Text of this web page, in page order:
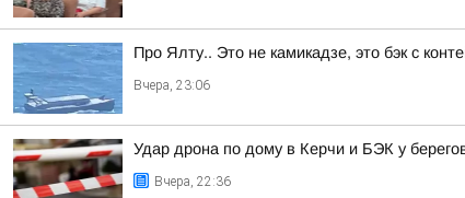
Про Ялту.. Это не камикадзе, это бэк с
Вчера, 23:06
Удар дрона по дому в Керчи и БЭК у
Вчера, 22:36